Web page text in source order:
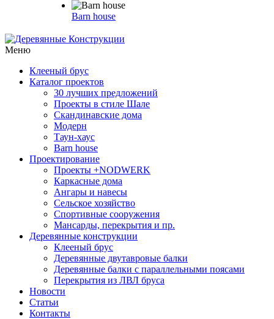
Barn house
Меню
Клееный брус
Каталог проектов
30 лучших предложений
Проекты в стиле Шале
Скандинавские дома
Модерн
Таун-хаус
Barn house
Проектирование
Проекты +NODWERK
Каркасные дома
Ангары и навесы
Сельское хозяйство
Спортивные сооружения
Мансарды, перекрытия и пр.
Деревянные конструкции
Клееный брус
Деревянные двутавровые балки
Деревянные балки с параллельными поясами
Перекрытия из ЛВЛ бруса
Новости
Статьи
Контакты